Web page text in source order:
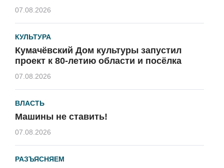
07.08.2026
КУЛЬТУРА
Кумачёвский Дом культуры запустил
проект к 80-летию области и посёлка
07.08.2026
ВЛАСТЬ
Машины не ставить!
07.08.2026
РАЗЪЯСНЯЕМ